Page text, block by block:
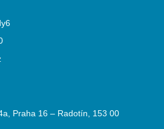
Praha 16 – Radotín, 153 00